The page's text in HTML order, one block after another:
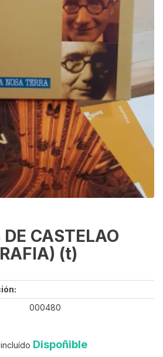
CASTELAO
(t)
000480
Dispoñible